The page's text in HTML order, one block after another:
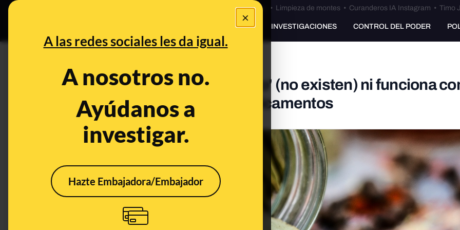
×
A las redes sociales les da igual.
A nosotros no.
Ayúdanos a
investigar.
Hazte Embajadora/Embajador
Bulos Ceuta • Limpieza de montes• Curanderos IA Instagram • Timo
PREBUNKING INVESTIGACIONES CONTROL DEL PODER
No, ni el laurel es un 'superalimento' (no existen) ni funciona
sustituto de antibióticos ni de medicamentos
Feb 25, 2020, 6:14:00 AM